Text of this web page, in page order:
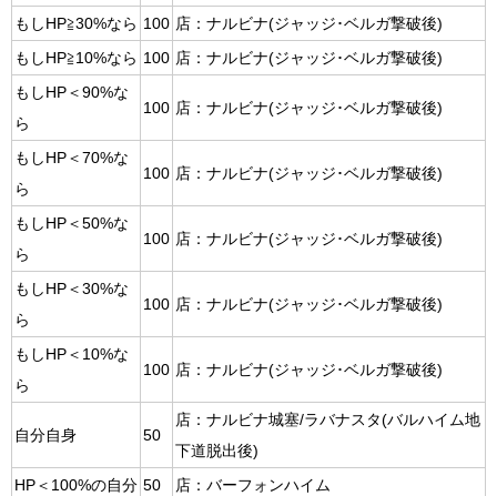
もしHP≧30%なら 100 店：ナルビナ(ジャッジ･ベルガ撃破後)
もしHP≧10%なら 100 店：ナルビナ(ジャッジ･ベルガ撃破後)
もしHP＜90%な
ら
100 店：ナルビナ(ジャッジ･ベルガ撃破後)
もしHP＜70%な
ら
100 店：ナルビナ(ジャッジ･ベルガ撃破後)
もしHP＜50%な
ら
100 店：ナルビナ(ジャッジ･ベルガ撃破後)
もしHP＜30%な
ら
100 店：ナルビナ(ジャッジ･ベルガ撃破後)
もしHP＜10%な
ら
100 店：ナルビナ(ジャッジ･ベルガ撃破後)
自分自身 50
店：ナルビナ城塞/ラバナスタ(バルハイム地
下道脱出後)
HP＜100%の自分 50
店：バーフォンハイム